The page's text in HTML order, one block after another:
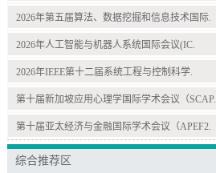
2026年第五届算法、数据挖掘和信息技术国际.
2026年人工智能与机器人系统国际会议(IC.
2026年IEEE第十二届系统工程与控制科学.
第十届新加坡应用心理学国际学术会议（SCAP.
第十届亚太经济与金融国际学术会议（APEF2.
综合推荐区